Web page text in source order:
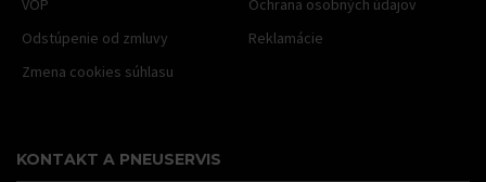
VOP
Ochrana osobných údajov
Odstúpenie od zmluvy
Reklamácie
Zmena cookies súhlasu
KONTAKT A PNEUSERVIS